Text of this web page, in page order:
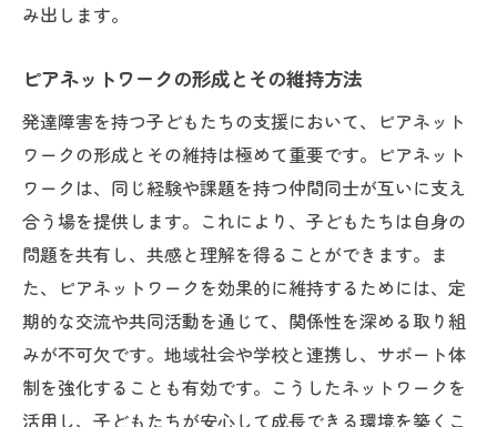
み出します。
ピアネットワークの形成とその維持方法
発達障害を持つ子どもたちの支援において、ピアネット
ワークの形成とその維持は極めて重要です。ピアネット
ワークは、同じ経験や課題を持つ仲間同士が互いに支え
合う場を提供します。これにより、子どもたちは自身の
問題を共有し、共感と理解を得ることができます。ま
た、ピアネットワークを効果的に維持するためには、定
期的な交流や共同活動を通じて、関係性を深める取り組
みが不可欠です。地域社会や学校と連携し、サポート体
制を強化することも有効です。こうしたネットワークを
活用し、子どもたちが安心して成長できる環境を築くこ